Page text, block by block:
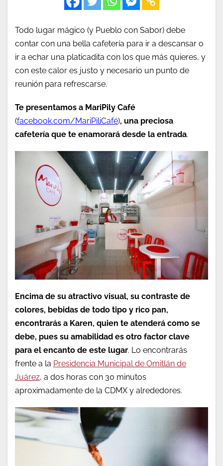
Todo lugar mágico (y Pueblo con Sabor) debe
contar con una bella cafetería para ir a descansar o
ir a echar una platicadita con los que más quieres, y
con este calor es justo y necesario un punto de
reunión para refrescarse.
Te presentamos a MariPily Café
(facebook.com/MariPiliCafé), una preciosa
cafetería que te enamorará desde la entrada.
Encima de su atractivo visual, su contraste de
colores, bebidas de todo tipo y rico pan,
encontrarás a Karen, quien te atenderá como se
debe, pues su amabilidad es otro factor clave
para el encanto de este lugar. Lo encontrarás
frente a la Presidencia Municipal de Omitlán de
Juárez, a dos horas con 30 minutos
aproximadamente de la CDMX y alrededores.